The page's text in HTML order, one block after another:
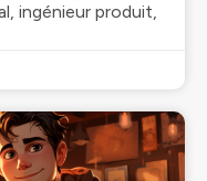
ingénieur produit,